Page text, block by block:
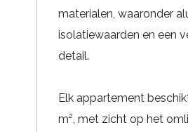
materialen, waaronder
isolatiewaarden en een
detail.
Elk appartement
m², met zicht op het